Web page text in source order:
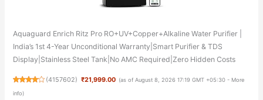
Aquaguard Enrich Ritz Pro RO+UV+Copper+Alkaline Water Purifier |
India’s 1st 4-Year Unconditional Warranty|Smart Purifier & TDS
Display|Stainless Steel Tank|No AMC Required|Zero Hidden Costs
(4157602) ₹21,999.00 (as of August 8, 2026 17:19 GMT +05:30 - More
info)